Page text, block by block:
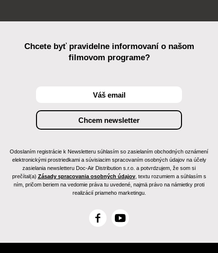
Chcete byť pravidelne informovaní o našom
filmovom programe?
Odoslaním registrácie k Newsletteru súhlasím so zasielaním obchodných oznámení
elektronickými prostriedkami a súvisiacim spracovaním osobných údajov na účely
zasielania newsletteru Doc-Air Distribution s.r.o. a potvrdzujem, že som si
prečítal(a) Zásady spracovania osobných údajov, textu rozumiem a súhlasím s
ním, pričom beriem na vedomie práva tu uvedené, najmä právo na námietky proti
realizácií priameho marketingu.
F
c
Y
u